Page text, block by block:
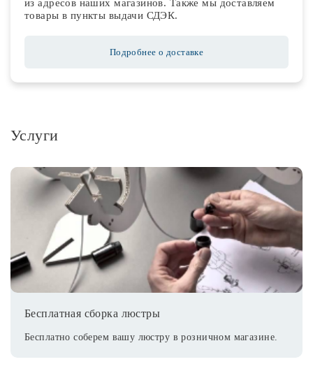
из адресов наших магазинов. Также мы доставляем
товары в пункты выдачи СДЭК.
Подробнее о доставке
Услуги
Бесплатная сборка люстры
Бесплатно соберем вашу люстру в розничном магазине.